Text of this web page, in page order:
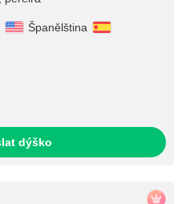
Španělština
dýško